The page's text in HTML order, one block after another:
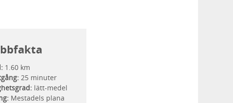
1.60 km
25 minuter
lätt-medel
Mestadels plana